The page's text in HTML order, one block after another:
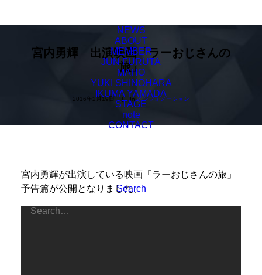
NEWS
ABOUT
MEMBER
JUN FURUTA
MAHO
YUKI SHINOHARA
IKUMA YAMADA
STAGE
note
CONTACT
Search
宮内勇輝 出演映画「ラーおじさんの
旅」
2016年2月19日 | In インフォメーション
宮内勇輝が出演している映画「ラーおじさんの旅」
予告篇が公開となりました。